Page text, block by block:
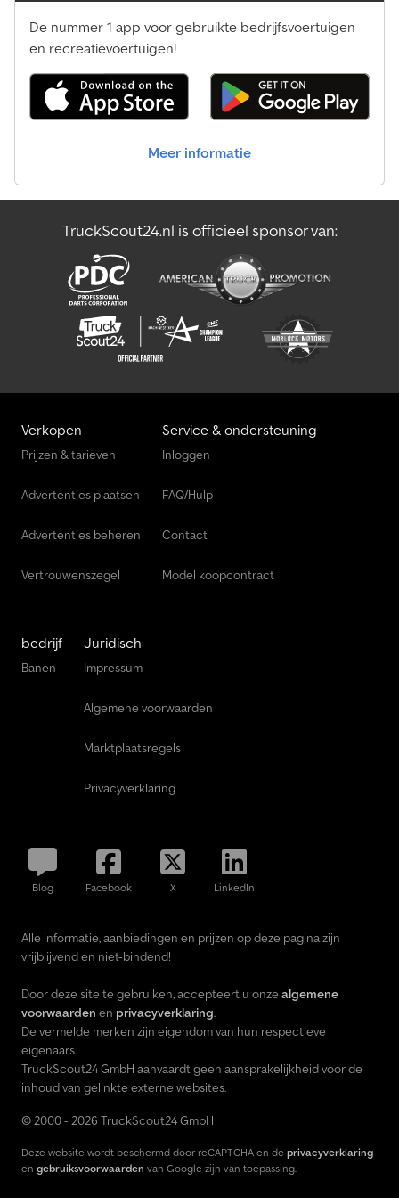
De nummer 1 app voor gebruikte bedrijfsvoertuigen
en recreatievoertuigen!
Meer informatie
TruckScout24.nl is officieel sponsor van:
Verkopen
Prijzen & tarieven
Advertenties plaatsen
Advertenties beheren
Vertrouwenszegel
Service & ondersteuning
Inloggen
FAQ/Hulp
Contact
Model koopcontract
bedrijf
Banen
Juridisch
Impressum
Algemene voorwaarden
Marktplaatsregels
Privacyverklaring
Blog Facebook X LinkedIn
Alle informatie, aanbiedingen en prijzen op deze pagina zijn
vrijblijvend en niet-bindend!
Door deze site te gebruiken, accepteert u onze algemene
voorwaarden en privacyverklaring.
De vermelde merken zijn eigendom van hun respectieve
eigenaars.
TruckScout24 GmbH aanvaardt geen aansprakelijkheid voor de
inhoud van gelinkte externe websites.
© 2000 - 2026 TruckScout24 GmbH
Deze website wordt beschermd door reCAPTCHA en de privacyverklaring
en gebruiksvoorwaarden van Google zijn van toepassing.